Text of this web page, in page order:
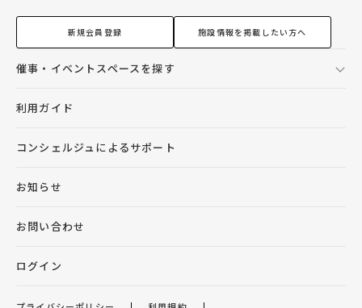
新規会員登録 施設情報を掲載したい方へ
催事・イベントスペースを探す
利用ガイド
コンシェルジュによるサポート
お知らせ
お問い合わせ
ログイン